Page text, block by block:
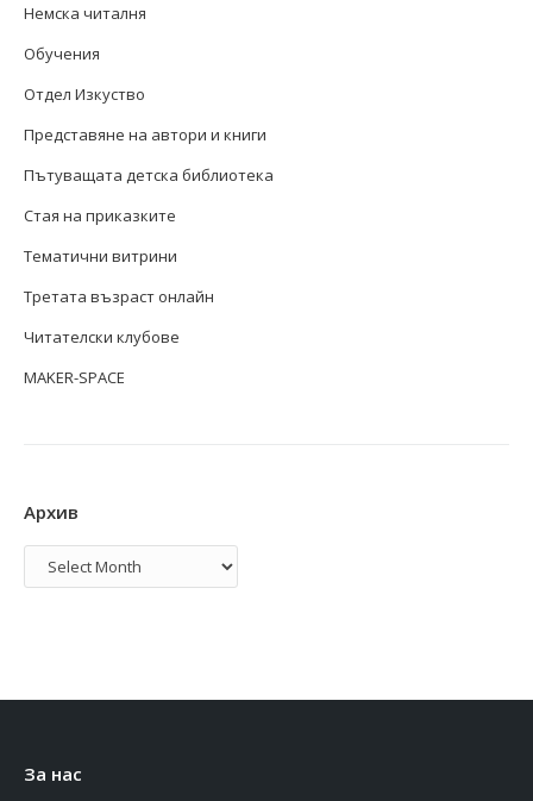
Немска читалня
Обучения
Отдел Изкуство
Представяне на автори и книги
Пътуващата детска библиотека
Стая на приказките
Тематични витрини
Третата възраст онлайн
Читателски клубове
MAKER-SPACE
Архив
Архив
За нас